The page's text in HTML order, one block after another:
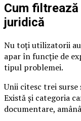
Cum
juridică
Nu toți utilizatorii
apar în funcție de
tipul problemei.
Unii citesc trei
Există și categoria
documentare,